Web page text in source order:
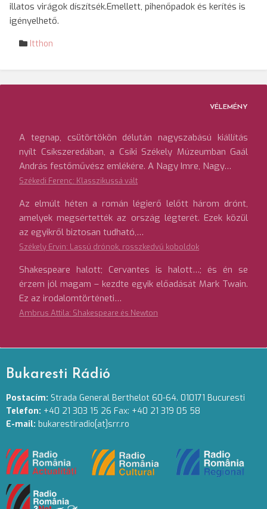
illatos virágok díszítsék.Emellett, pihenőpadok és kerítés is
igényelhető.
Itthon
VÉLEMÉNY
A tegnap, csütörtökön délután nagyszabású kiállítás
nyílt Csíkszeredában, a Csíki Székely Múzeumban Gaál
András festőművész emlékére. A Nagy Imre, Nagy…
Székedi Ferenc: Klasszikussá vált
Az elmúlt héten a román légierő lelőtt három drónt,
amelyek megsértették az ország légterét. Ezek közül
az egyikről biztosan tudható,…
Székely Ervin: Lassú drónok, rosszkedvű koboldok
Shakespeare halott; Cervantes is halott…; és én se
érzem jól magam – kezdte egyik előadását Mark Twain.
Ez az irodalomtörténeti…
Ambrus Attila: Shakespeare és Newton
Bukaresti Rádió
Postacím: Strada General Berthelot 60-64. 010171 Bucuresti
Telefon: +40 21 303 15 26 Fax: +40 21 319 05 58
E-mail: bukarestiradio[at]srr.ro